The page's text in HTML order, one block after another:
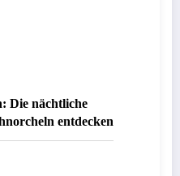
Die nächtliche
entdecken